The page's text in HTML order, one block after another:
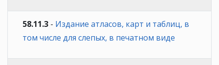
58.11.3 - Издание атласов, карт и таблиц, в
том числе для слепых, в печатном виде